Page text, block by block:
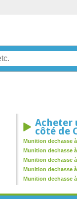
Acheter
côté de
Munition dechasse
Munition dechasse
Munition dechasse
Munition dechasse
Munition dechasse